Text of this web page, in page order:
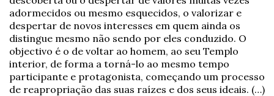
adormecidos ou mesmo esquecidos, o valorizar e
despertar de novos interesses em quem ainda os
distingue mesmo não sendo por eles conduzido. O
objectivo é o de voltar ao homem, ao seu Templo
interior, de forma a torná-lo ao mesmo tempo
participante e protagonista, começando um processo
de reapropriação das suas raízes e dos seus ideais. (…)